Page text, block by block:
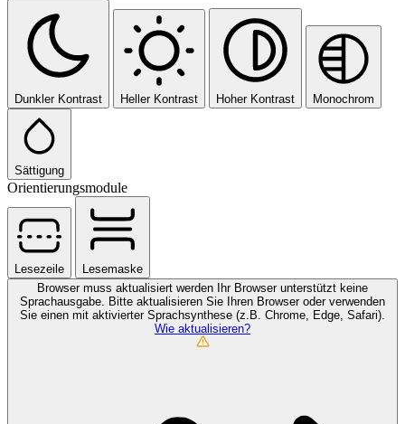
Dunkler Kontrast Heller Kontrast Hoher Kontrast Monochrom
Sättigung
Orientierungsmodule
Lesezeile
Lesemaske
Browser muss aktualisiert werden
Ihr Browser unterstützt keine
Sprachausgabe. Bitte aktualisieren Sie Ihren Browser oder verwenden
Sie einen mit aktivierter Sprachsynthese (z.B. Chrome, Edge, Safari).
Wie aktualisieren?